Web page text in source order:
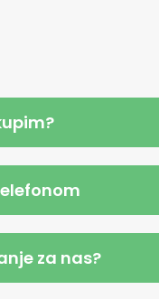
za nas?